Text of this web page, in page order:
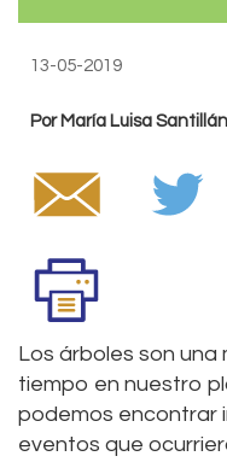
13-05-2019
Por María Luisa
Los árboles son
tiempo en nuestro
podemos encontrar
eventos que